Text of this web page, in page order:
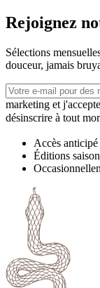
Rejoignez
Sélections
douceur, jamais
marketing et
désinscrire à tout
Accès
Éditions